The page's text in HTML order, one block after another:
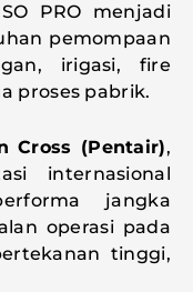
PRO menjadi
pemompaan
irigasi, fire
proses pabrik.
Cross (Pentair),
internasional
jangka
operasi pada
tinggi,